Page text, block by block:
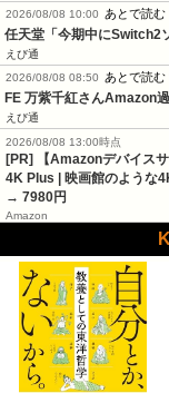
2026/08/08 10:00
あとで読む
任天堂「今期中にSwitch2
えび通
2026/08/08 08:50
あとで読む
FE 万紫千紅さんAmazon
えび通
2026/08/08 13:00時点
[PR] 【Amazonデバイス
4K Plus | 映画館のような
→ 7980円
Amazon